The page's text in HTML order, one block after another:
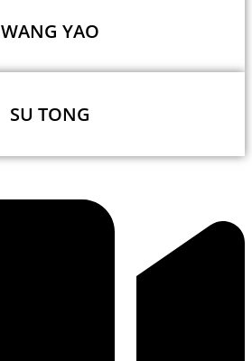
WANG YAO
SU TONG